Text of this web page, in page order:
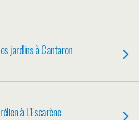
jardins à Cantaron
à L’Escarène